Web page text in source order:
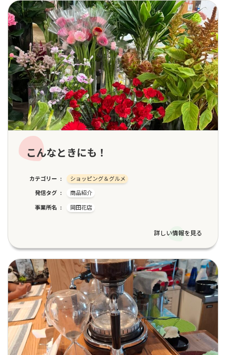
こんなときにも！
カテゴリー
ショッピング＆グルメ
発信タグ
商品紹介
事業所名
岡田花店
詳しい情報を見る